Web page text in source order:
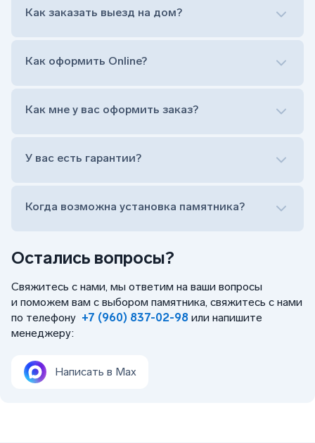
Остались вопросы?
Свяжитесь с нами, мы ответим на ваши вопросы
и поможем вам с выбором памятника, свяжитесь с нами
по телефону +7 (960) 837-02-98 или напишите
менеджеру:
Написать в Max
на символ веры или вовсе портрет не рисовать)
прописной)
Как заказать выезд на дом?
Заказать бесплатный выезд менеджера на дом
Как оформить Online?
Заказать бесплатный выезд менеджера на дом
Как мне у вас оформить заказ?
У вас есть гарантии?
Когда возможна установка памятника?